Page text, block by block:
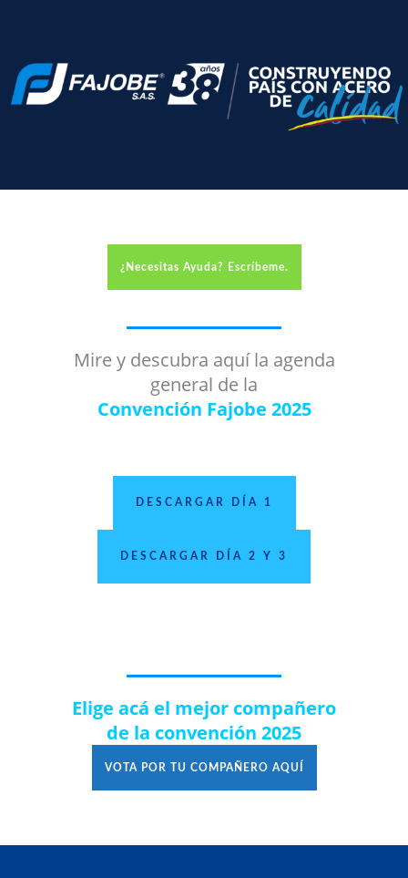
¿Necesitas Ayuda? Escríbeme.
Mire y descubra aquí la agenda
general de la
Convención Fajobe 2025
DESCARGAR DÍA 1
DESCARGAR DÍA 2 Y 3
Elige acá el mejor compañero
de la convención 2025
VOTA POR TU COMPAÑERO AQUÍ